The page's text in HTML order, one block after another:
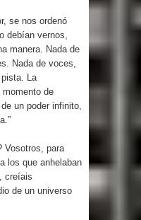
se nos ordenó
debían vernos,
manera. Nada de
Nada de voces,
La
momento de
un poder infinito,
Vosotros, para
los que anhelaban
creíais
de un universo